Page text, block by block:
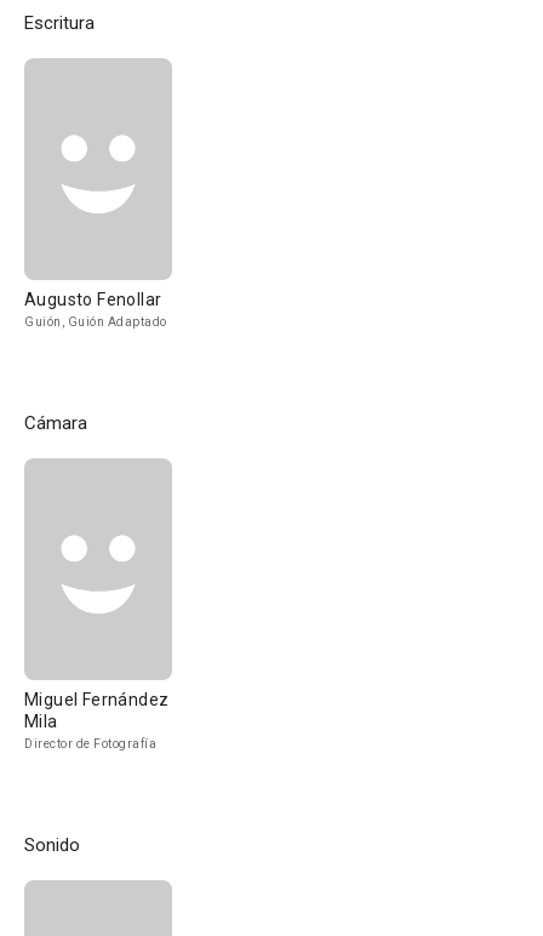
Escritura
Augusto Fenollar
Guión, Guión Adaptado
Cámara
Miguel Fernández
Mila
Director de Fotografía
Sonido